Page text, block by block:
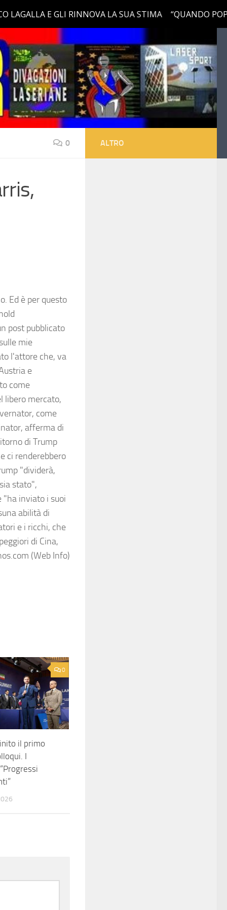
0
Ed è per questo
post pubblicato
mie
l'attore che, va
e
come
libero mercato,
come
afferma di
di Trump
ci renderebbero
"dividerà,
stato",
"ha inviato i suoi
abilità di
e i ricchi, che
di Cina,
(Web Info)
0
il primo
I
ALTRO